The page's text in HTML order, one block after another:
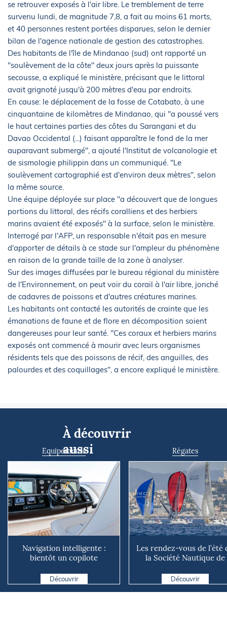
se retrouver exposés à l'air libre. Le tremblement de terre
survenu lundi, de magnitude 7,8, a fait au moins 61 morts,
et 40 personnes restent portées disparues, selon le dernier
bilan de l'agence nationale de gestion des catastrophes.
Des habitants de l'île de Mindanao (sud) ont rapporté un
"soulèvement de la côte" deux jours après la puissante
secousse, a expliqué le ministère, précisant que le littoral
avait grignoté jusqu'à 200 mètres d'eau par endroits.
En cause: le déplacement de la fosse de Cotabato, à une
cinquantaine de kilomètres de Mindanao, qui "a poussé vers
le haut certaines parties des côtes du Sarangani et du
Davao Occidental (...) faisant apparaître le fond de la mer
auparavant submergé", a ajouté l'Institut de volcanologie et
de sismologie philippin dans un communiqué. "Le
soulèvement cartographié est d'environ deux mètres", selon
la même source.
Une équipe déployée sur place "a découvert que de longues
portions du littoral, des récifs coralliens et des herbiers
marins avaient été exposés" à la surface, selon le ministère.
Interrogé par l'AFP, un responsable n'était pas en mesure
d'apporter de détails à ce stade sur l'ampleur du phénomène
en raison de la grande taille de la zone à analyser.
Sur des images diffusées par le bureau régional du ministère
de l'Environnement, on peut voir du corail à l'air libre, jonché
de cadavres de poissons et d'autres créatures marines.
Les habitants ont contacté les autorités de crainte que les
émanations de faune et de flore en décomposition soient
dangereuses pour leur santé. "Ces coraux et herbiers marins
exposés ont commencé à mourir avec leurs organismes
résidents tels que des poissons de récif, des anguilles, des
palourdes et des coquillages", a encore expliqué le ministère.
À découvrir
aussi
Equipements
Navigation intelligente :
bientôt un copilote
Découvrir
Régates
Les rendez-vous de l’été
la Société Nautique de
Découvrir